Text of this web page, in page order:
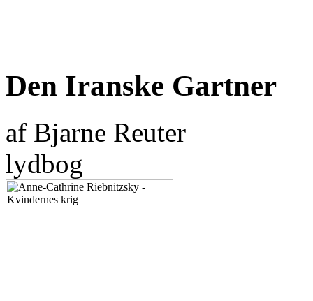
Den Iranske Gartner
af Bjarne Reuter
lydbog